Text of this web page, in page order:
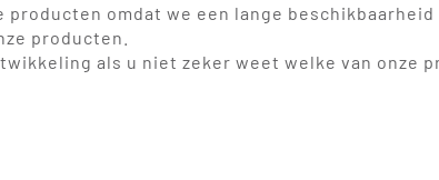
omdat we een lange
producten.
als u niet zeker weet welke van onze